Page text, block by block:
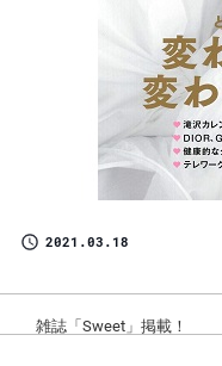
2021.03.18
雑誌「Sweet」掲載！